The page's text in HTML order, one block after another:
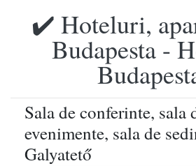
✔️ Hoteluri,
Budapesta -
Sala de conferinte, sala
evenimente, sala de
Galyatető